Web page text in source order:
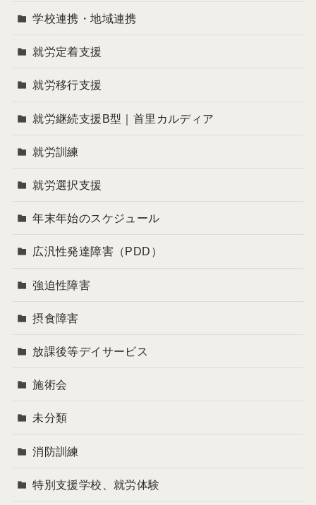
学校連携・地域連携
就労定着支援
就労移行支援
就労継続支援B型｜首里カルディア
就労訓練
就労選択支援
年末年始のスケジュール
広汎性発達障害（PDD）
強迫性障害
摂食障害
放課後等デイサービス
施術会
未分類
消防訓練
特別支援学校、就労体験